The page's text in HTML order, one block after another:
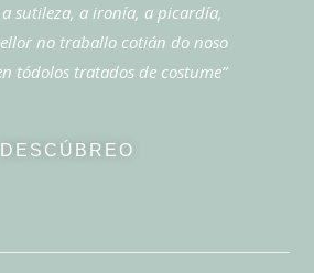
a sutileza, a ironía, a picardía,
no traballo cotián do noso
tódolos tratados de costume”
DESCÚBREO